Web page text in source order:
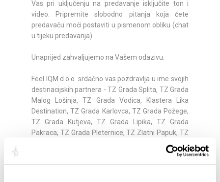
Vas pri uključenju na predavanje isključite ton i
video. Pripremite slobodno pitanja koja ćete
predavaču moći postaviti u pismenom obliku (chat
u tijeku predavanja).
Unaprijed zahvaljujemo na Vašem odazivu.
Feel IQM d.o.o. srdačno vas pozdravlja u ime svojih
destinacijskih partnera - TZ Grada Splita, TZ Grada
Malog Lošinja, TZ Grada Vodica, Klastera Lika
Destination, TZ Grada Karlovca, TZ Grada Požege,
TZ Grada Kutjeva, TZ Grada Lipika, TZ Grada
Pakraca, TZ Grada Pleternice, TZ Zlatni Papuk, TZ
Grada Vukovara, TZ Grada Iloka, TZ Općine
Nijemci, TZ Imota, TZ Grada Novalje, TZ Grada
Cresa, TZ Grada Raba, TZ Općine Orebić, TZ Grada